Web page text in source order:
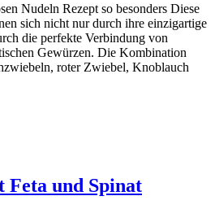
Nudeln Rezept so besonders Diese
sich nicht nur durch ihre einzigartige
die perfekte Verbindung von
Gewürzen. Die Kombination
roter Zwiebel, Knoblauch
Feta und Spinat